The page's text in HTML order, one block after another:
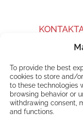
To provide the best
cookies to store and/
to these technologies
browsing behavior or
withdrawing consent,
and functions.
”*” anger
Namn *